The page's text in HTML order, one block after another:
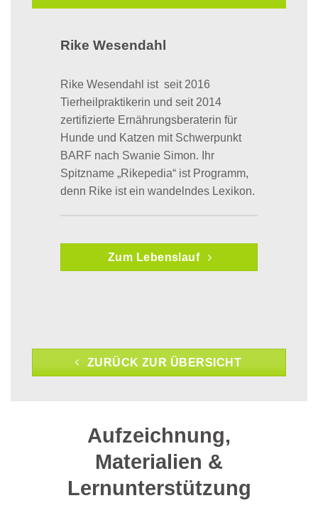
Rike Wesendahl
Rike Wesendahl ist seit 2016
Tierheilpraktikerin und seit 2014
zertifizierte Ernährungsberaterin für
Hunde und Katzen mit Schwerpunkt
BARF nach Swanie Simon. Ihr
Spitzname „Rikepedia“ ist Programm,
denn Rike ist ein wandelndes Lexikon.
Zum Lebenslauf
ZURÜCK ZUR ÜBERSICHT
Aufzeichnung,
Materialien &
Lernunterstützung